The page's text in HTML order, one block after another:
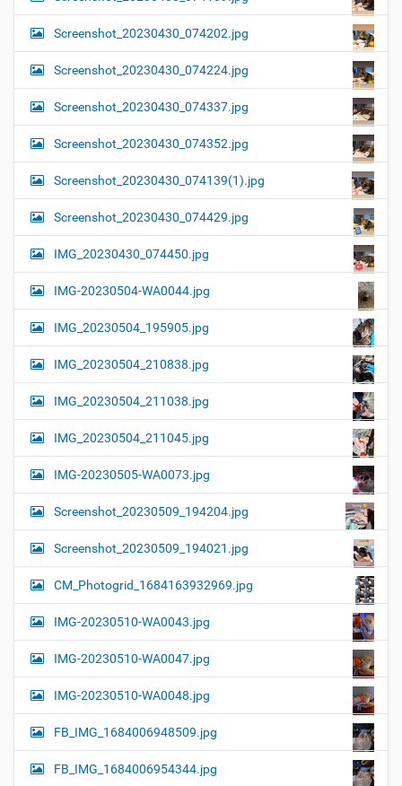
Screenshot_20230430_074202.jpg
Screenshot_20230430_074224.jpg
Screenshot_20230430_074337.jpg
Screenshot_20230430_074352.jpg
Screenshot_20230430_074139(1).jpg
Screenshot_20230430_074429.jpg
IMG_20230430_074450.jpg
IMG-20230504-WA0044.jpg
IMG_20230504_195905.jpg
IMG_20230504_210838.jpg
IMG_20230504_211038.jpg
IMG_20230504_211045.jpg
IMG-20230505-WA0073.jpg
Screenshot_20230509_194204.jpg
Screenshot_20230509_194021.jpg
CM_Photogrid_1684163932969.jpg
IMG-20230510-WA0043.jpg
IMG-20230510-WA0047.jpg
IMG-20230510-WA0048.jpg
FB_IMG_1684006948509.jpg
FB_IMG_1684006954344.jpg